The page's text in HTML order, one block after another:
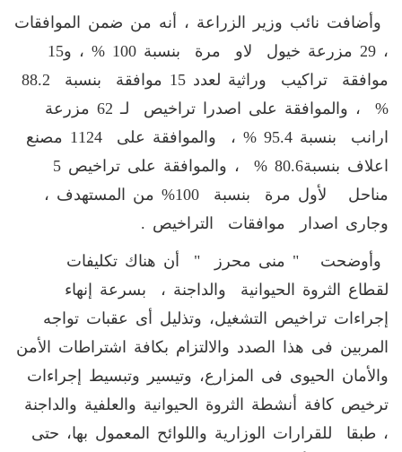
وأضافت نائب وزير الزراعة ، أنه من ضمن الموافقات
، 29 مزرعة خيول لاو مرة بنسبة 100 % ، و15
موافقة تراكيب وراثية لعدد 15 موافقة بنسبة 88.2
% ، والموافقة على اصدرا تراخيص لـ 62 مزرعة
ارانب بنسبة 95.4 % ، والموافقة على 1124 مصنع
اعلاف بنسبة80.6 % ، والموافقة على تراخيص 5
مناحل لأول مرة بنسبة 100% من المستهدف ،
وجارى اصدار موافقات التراخيص .
وأوضحت " منى محرز " أن هناك تكليفات
لقطاع الثروة الحيوانية والداجنة ، بسرعة إنهاء
إجراءات تراخيص التشغيل، وتذليل أى عقبات تواجه
المربين فى هذا الصدد والالتزام بكافة اشتراطات الأمن
والأمان الحيوى فى المزارع، وتيسير وتبسيط إجراءات
ترخيص كافة أنشطة الثروة الحيوانية والعلفية والداجنة
، طبقا للقرارات الوزارية واللوائح المعمول بها، حتى